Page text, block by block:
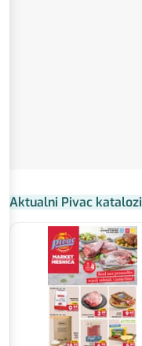
Aktualni Pivac katalozi